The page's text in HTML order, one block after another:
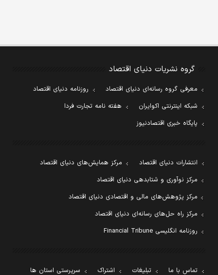
گروه نشریات دنیای اقتصاد
معرفی گروه رسانه‌ای دنیای اقتصاد
روزنامه دنیای اقتصاد
شبکه اینترنتی اکوایران
هفته نامه تجارت فردا
پایگاه خبری اقتصادنیوز
انتشارات دنیای اقتصاد
مرکز همایش‌های دنیای اقتصاد
مرکز نوآوری و شتابدهی دنیای اقتصاد
مرکز پژوهش‌های مالی و اقتصادی دنیای اقتصاد
مرکز راه حل‌های رسانه‌ای دنیای اقتصاد
روزنامه انگلیسی Financial Tribune
تماس با ما تبلیغات اشتراک سرپرستی استان ها